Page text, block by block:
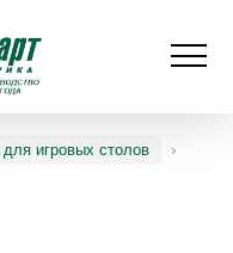
игровых столов